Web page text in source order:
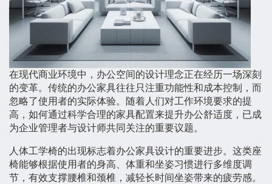
在现代商业环境中，办公空间的设计理念正在经历一场深刻
的变革。传统的办公家具往往只注重功能性和成本控制，而
忽略了使用者的实际体验。随着人们对工作环境要求的提
高，如何通过科学合理的家具配置来提升办公舒适度，已成
为企业管理者与设计师共同关注的重要议题。
人体工学椅的出现标志着办公家具设计的重要进步。这类座
椅能够根据使用者的身高、体重和坐姿习惯进行多维度调
节，有效支撑腰椎和颈椎，减轻长时间坐姿带来的疲劳感。